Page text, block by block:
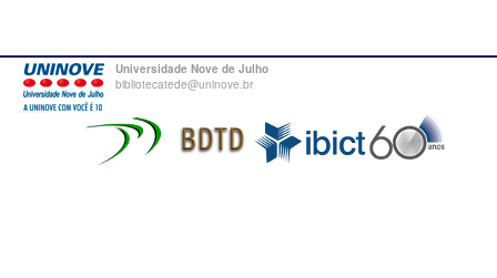
Universidade Nove de Julho
bibliotecatede@uninove.br